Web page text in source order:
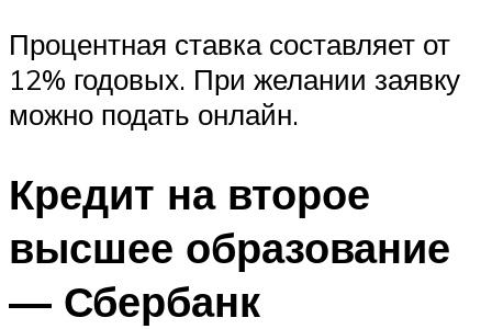
Процентная ставка составляет от
12% годовых. При желании заявку
можно подать онлайн.
Кредит на второе
высшее образование
— Сбербанк